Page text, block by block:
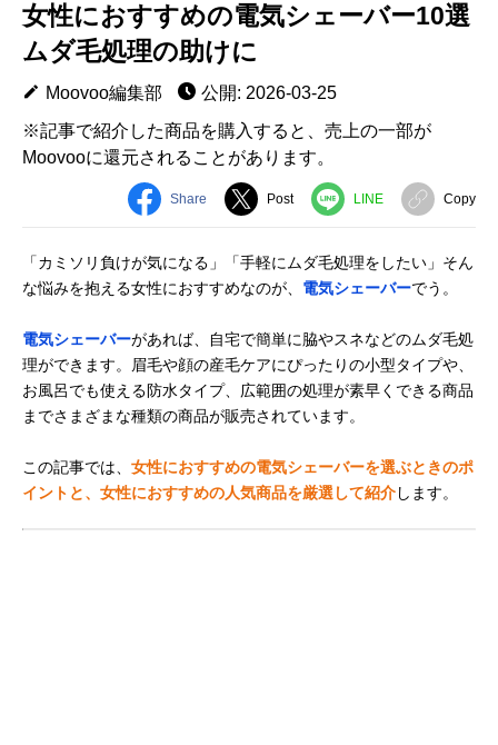
女性におすすめの電気シェーバー10選
ムダ毛処理の助けに
Moovoo編集部
公開: 2026-03-25
※記事で紹介した商品を購入すると、売上の一部が
Moovooに還元されることがあります。
Share Post LINE Copy
「カミソリ負けが気になる」「手軽にムダ毛処理をしたい」そん
な悩みを抱える女性におすすめなのが、 電気シェーバーでう。
電気シェーバーがあれば、自宅で簡単に脇やスネなどのムダ毛処
理ができます。眉毛や顔の産毛ケアにぴったりの小型タイプや、
お風呂でも使える防水タイプ、広範囲の処理が素早くできる商品
までさまざまな種類の商品が販売されています。
この記事では、 女性におすすめの電気シェーバーを選ぶときのポ
イントと、女性におすすめの人気商品を厳選して紹介します。